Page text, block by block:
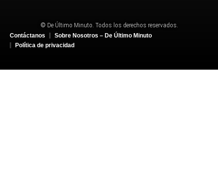
© De Último Minuto. Todos los derechos reservados.
Contáctanos
Sobre Nosotros – De Último Minuto
Política de privacidad